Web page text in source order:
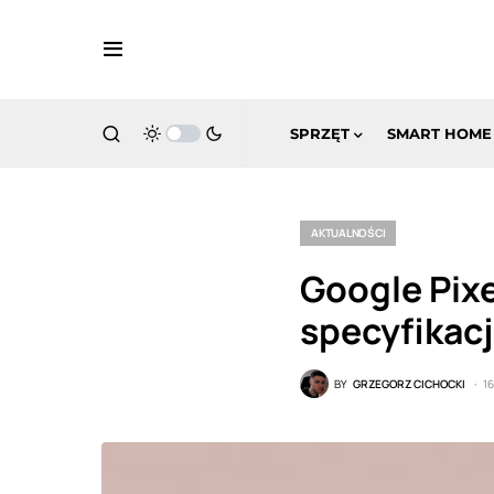
SPRZĘT SMART HOME
AKTUALNOŚCI
Google
BY GRZEGORZ CICHOCKI